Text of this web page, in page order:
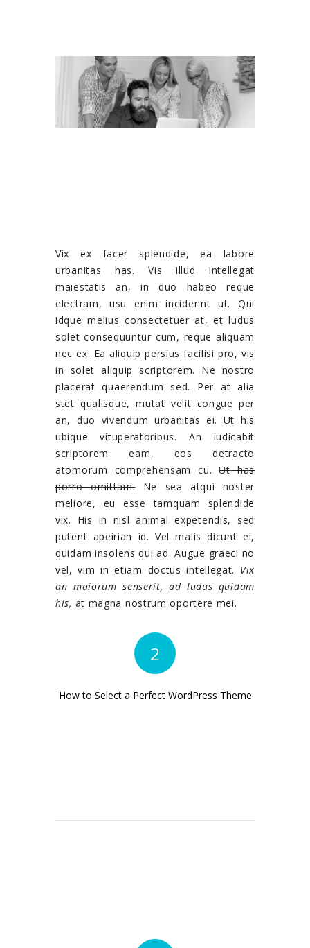
Vix ex facer splendide, ea labore
urbanitas has. Vis illud intellegat
maiestatis an, in duo habeo reque
electram, usu enim inciderint ut. Qui
idque melius consectetuer at, et ludus
solet consequuntur cum, reque aliquam
nec ex. Ea aliquip persius facilisi pro, vis
in solet aliquip scriptorem. Ne nostro
placerat quaerendum sed. Per at alia
stet qualisque, mutat velit congue per
an, duo vivendum urbanitas ei. Ut his
ubique vituperatoribus. An iudicabit
scriptorem eam, eos detracto
atomorum comprehensam cu.Ut has
porro omittam.Ne sea atqui noster
meliore, eu esse tamquam splendide
vix. His in nisl animal expetendis, sed
putent apeirian id. Vel malis dicunt ei,
quidam insolens qui ad. Augue graeci no
vel, vim in etiam doctus intellegat. Vix
an maiorum senserit, ad ludus quidam
his, at magna nostrum oportere mei.
2
How to Select a Perfect WordPress Theme